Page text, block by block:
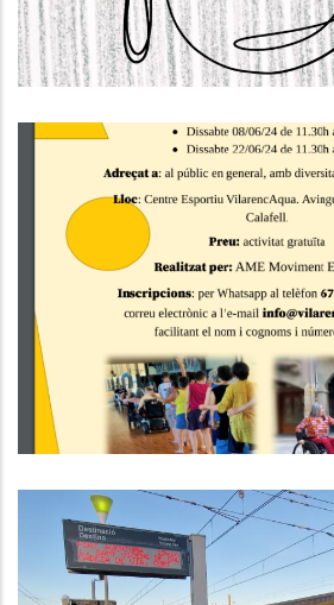
Taller De Dansa
Calafell
Altres
El Consell Comarcal